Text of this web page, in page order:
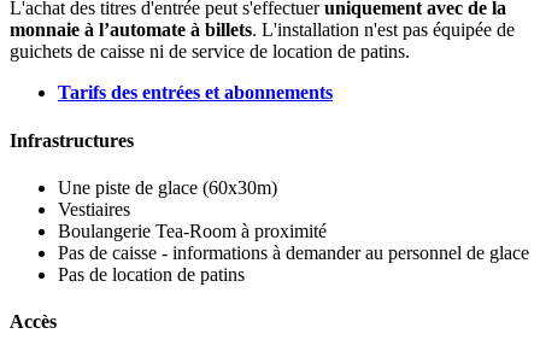
L'achat des titres d'entrée peut s'effectueruniquement avec de la
monnaie à l’automate à billets. L'installation n'est pas équipée de
guichets de caisse ni de service de location de patins.
Tarifs des entrées et abonnements
Infrastructures
Une piste de glace (60x30m)
Vestiaires
Boulangerie Tea-Room à proximité
Pas de caisse - informations à demander au personnel de glace
Pas de location de patins
Accès